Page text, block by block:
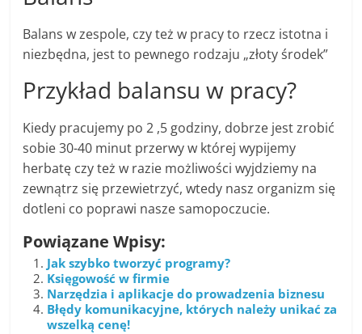
Balans w zespole, czy też w pracy to rzecz istotna i
niezbędna, jest to pewnego rodzaju „złoty środek”
Przykład balansu w pracy?
Kiedy pracujemy po 2 ,5 godziny, dobrze jest zrobić
sobie 30-40 minut przerwy w której wypijemy
herbatę czy też w razie możliwości wyjdziemy na
zewnątrz się przewietrzyć, wtedy nasz organizm się
dotleni co poprawi nasze samopoczucie.
Powiązane Wpisy:
Jak szybko tworzyć programy?
Księgowość w firmie
Narzędzia i aplikacje do prowadzenia biznesu
Błędy komunikacyjne, których należy unikać za
wszelką cenę!